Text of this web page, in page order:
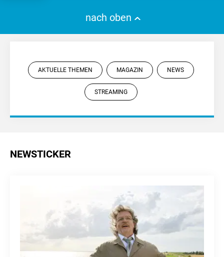
nach oben
AKTUELLE THEMEN MAGAZIN NEWS
STREAMING
NEWSTICKER